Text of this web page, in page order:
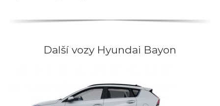
Další vozy Hyundai Bayon